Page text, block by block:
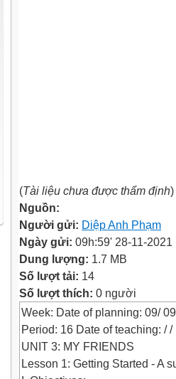
(Tài liệu chưa được thẩm định)
Nguồn:
Người gửi: Diệp Anh Phạm
Ngày gửi: 09h:59' 28-11-2021
Dung lượng: 1.7 MB
Số lượt tải: 14
Số lượt thích: 0 người
Week: Date of planning: 09/
Period: 16 Date of teaching: / /
UNIT 3: MY FRIENDS
Lesson 1: Getting Started - A